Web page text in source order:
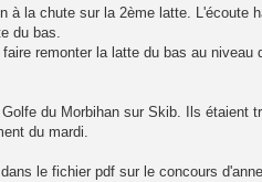
à la chute sur la 2ème latte. L'écoute
du bas.
remonter la latte du bas au niveau
du Morbihan sur Skib. Ils étaient
du mardi.
le fichier pdf sur le concours